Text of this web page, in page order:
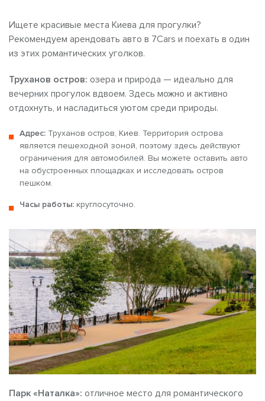
Ищете красивые места Киева для прогулки?
Рекомендуем арендовать авто в 7Cars и поехать в один
из этих романтических уголков.
Труханов остров: озера и природа — идеально для
вечерних прогулок вдвоем. Здесь можно и активно
отдохнуть, и насладиться уютом среди природы.
Адрес: Труханов остров, Киев. Территория острова
является пешеходной зоной, поэтому здесь действуют
ограничения для автомобилей. Вы можете оставить авто
на обустроенных площадках и исследовать остров
пешком.
Часы работы: круглосуточно.
Парк «Наталка»: отличное место для романтического